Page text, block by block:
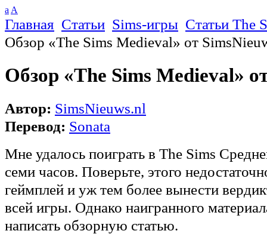
a A
Главная Статьи Sims-игры Статьи The
Обзор «The Sims Medieval» от
Обзор «The Sims Medieval»
Автор: SimsNieuws.nl
Перевод: Sonata
Мне удалось поиграть в The Sims
семи часов. Поверьте, этого
геймплей и уж тем более вынести
всей игры. Однако наигранного
написать обзорную статью.